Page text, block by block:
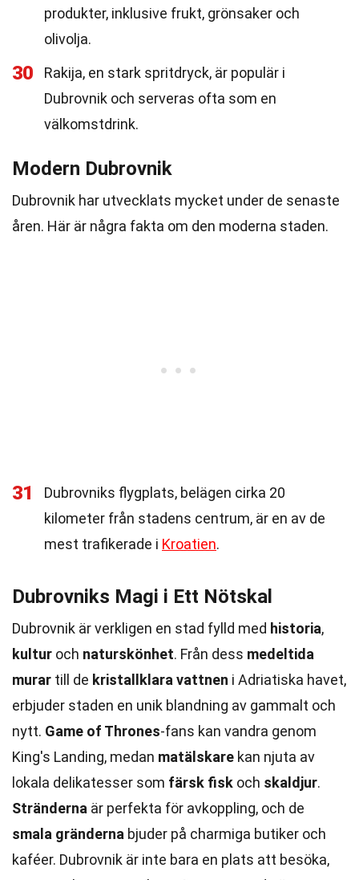
produkter, inklusive frukt, grönsaker och
olivolja.
30
Rakija, en stark spritdryck, är populär i
Dubrovnik och serveras ofta som en
välkomstdrink.
Modern Dubrovnik
Dubrovnik har utvecklats mycket under de senaste
åren. Här är några fakta om den moderna staden.
31
Dubrovniks flygplats, belägen cirka 20
kilometer från stadens centrum, är en av de
mest trafikerade i Kroatien.
Dubrovniks Magi i Ett Nötskal
Dubrovnik är verkligen en stad fylld med historia,
kultur och naturskönhet. Från dess medeltida
murar till de kristallklara vattnen i Adriatiska havet,
erbjuder staden en unik blandning av gammalt och
nytt. Game of Thrones-fans kan vandra genom
King's Landing, medan matälskare kan njuta av
lokala delikatesser som färsk fisk och skaldjur.
Stränderna är perfekta för avkoppling, och de
smala gränderna bjuder på charmiga butiker och
kaféer. Dubrovnik är inte bara en plats att besöka,